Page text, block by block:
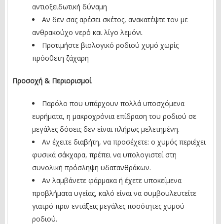
αντιοξειδωτική δύναμη
Αν δεν σας αρέσει σκέτος, ανακατέψτε τον με
ανθρακούχο νερό και λίγο λεμόνι
Προτιμήστε βιολογικό ροδιού χυμό χωρίς
πρόσθετη ζάχαρη
Προσοχή & Περιορισμοί
Παρόλο που υπάρχουν πολλά υποσχόμενα
ευρήματα, η μακροχρόνια επίδραση του ροδιού σε
μεγάλες δόσεις δεν είναι πλήρως μελετημένη.
Αν έχειτε διαβήτη, να προσέχετε: ο χυμός περιέχει
φυσικά σάκχαρα, πρέπει να υπολογιστεί στη
συνολική πρόσληψη υδατανθράκων.
Αν λαμβάνετε φάρμακα ή έχετε υποκείμενα
προβλήματα υγείας, καλό είναι να συμβουλευτείτε
γιατρό πριν εντάξεις μεγάλες ποσότητες χυμού
ροδιού.